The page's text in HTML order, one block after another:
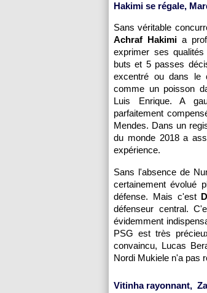
Hakimi se régale,
Sans véritable
Achraf Hakimi a
exprimer ses
buts et 5 passes
excentré ou dans le
comme un poisson
Luis Enrique. A
parfaitement
Mendes. Dans un
du monde 2018 a
expérience.
Sans l'absence de
certainement évolué
défense. Mais c'est
défenseur central.
évidemment
PSG est très
convaincu, Lucas
Nordi Mukiele n'a pas
Vitinha rayonnant,